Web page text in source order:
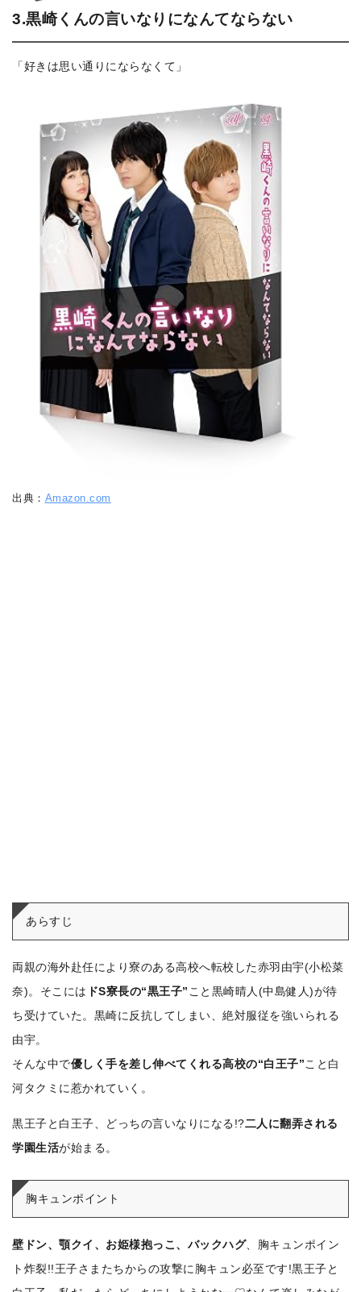
3.黒崎くんの言いなりになんてならない
「好きは思い通りにならなくて」
出典： Amazon.com
あらすじ
両親の海外赴任により寮のある高校へ転校した赤羽由宇(小松菜
奈)。 そこには ドS寮長の“黒王子”こと黒崎晴人(中島健人)が待
ち受けていた。 黒崎に反抗してしまい、絶対服従を強いられる
由宇。
そんな中で優しく手を差し伸べてくれる高校の“白王子”こと白
河タクミに惹かれていく。
黒王子と白王子、どっちの言いなりになる!?二人に翻弄される
学園生活が始まる。
胸キュンポイント
壁ドン、顎クイ、 お姫様抱っこ、バックハグ、 胸キュンポイン
ト 炸裂!!王子さまたちからの攻撃に胸キュン必至です!黒王子と